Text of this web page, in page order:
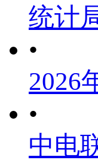
统计
•
2026
•
中电